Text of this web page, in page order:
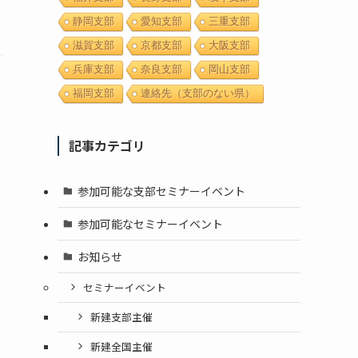
静岡支部
愛知支部
三重支部
滋賀支部
京都支部
大阪支部
兵庫支部
奈良支部
岡山支部
福岡支部
連絡先（支部のない県）
記事カテゴリ
参加可能な支部セミナーイベント
参加可能なセミナーイベント
お知らせ
セミナーイベント
新建支部主催
新建全国主催